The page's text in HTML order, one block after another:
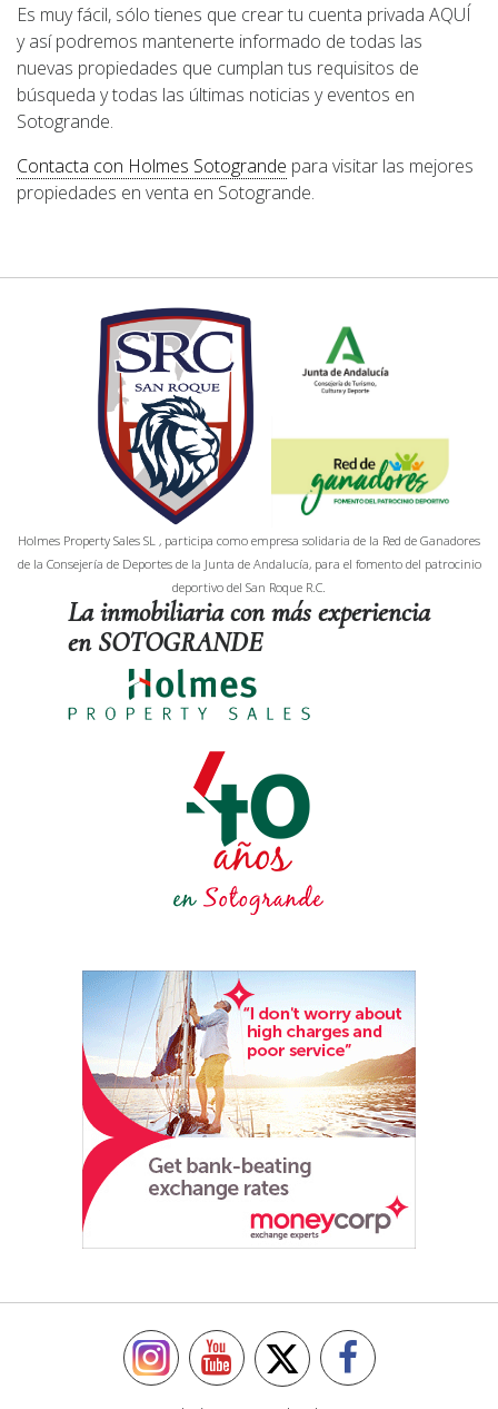
Es muy fácil, sólo tienes que crear tu cuenta privada AQUÍ
y así podremos mantenerte informado de todas las
nuevas propiedades que cumplan tus requisitos de
búsqueda y todas las últimas noticias y eventos en
Sotogrande.
Contacta con Holmes Sotogrande para visitar las mejores
propiedades en venta en Sotogrande.
La inmobiliaria con más experiencia
en SOTOGRANDE
Holmes Property Sales SL , participa como empresa solidaria de la Red de Ganadores
de la Consejería de Deportes de la Junta de Andalucía, para el fomento del patrocinio
deportivo del San Roque R.C.